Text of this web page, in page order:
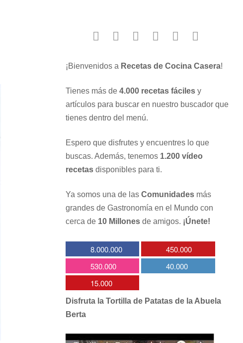
¡Bienvenidos a Recetas de Cocina Casera!
Tienes más de 4.000 recetas fácilesy
artículos para buscar en nuestro buscador que
tienes dentro del menú.
Espero que disfrutes y encuentres lo que
buscas. Además, tenemos 1.200 vídeo
recetasdisponibles para ti.
Ya somos una de las Comunidadesmás
grandes de Gastronomía en el Mundo con
cerca de 10 Millonesde amigos. ¡Únete!
8.000.000
450.000
530.000
40.000
15.000
Disfruta la Tortilla de Patatas de la Abuela
Berta